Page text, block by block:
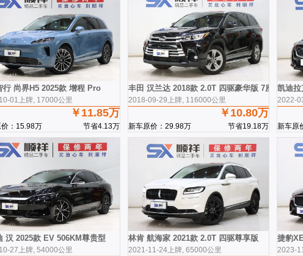
豪华智联版
行 尚界H5 2025款 增程 Pro
01上牌, 17000公里
￥11.85万
：15.98万 节省4.13万
丰田 汉兰达 2018款 2.0T 四驱豪华版 7座 国V
2018-09-29上牌, 116000公里
￥10.80万
新车原价：29.98万 节省19.18万
凯迪拉
2022-
新车原
汉 2025款 EV 506KM尊贵型
27上牌, 54000公里
林肯 航海家 2021款 2.0T 四驱尊享版
2021-11-24上牌, 65000公里
捷豹
2023-